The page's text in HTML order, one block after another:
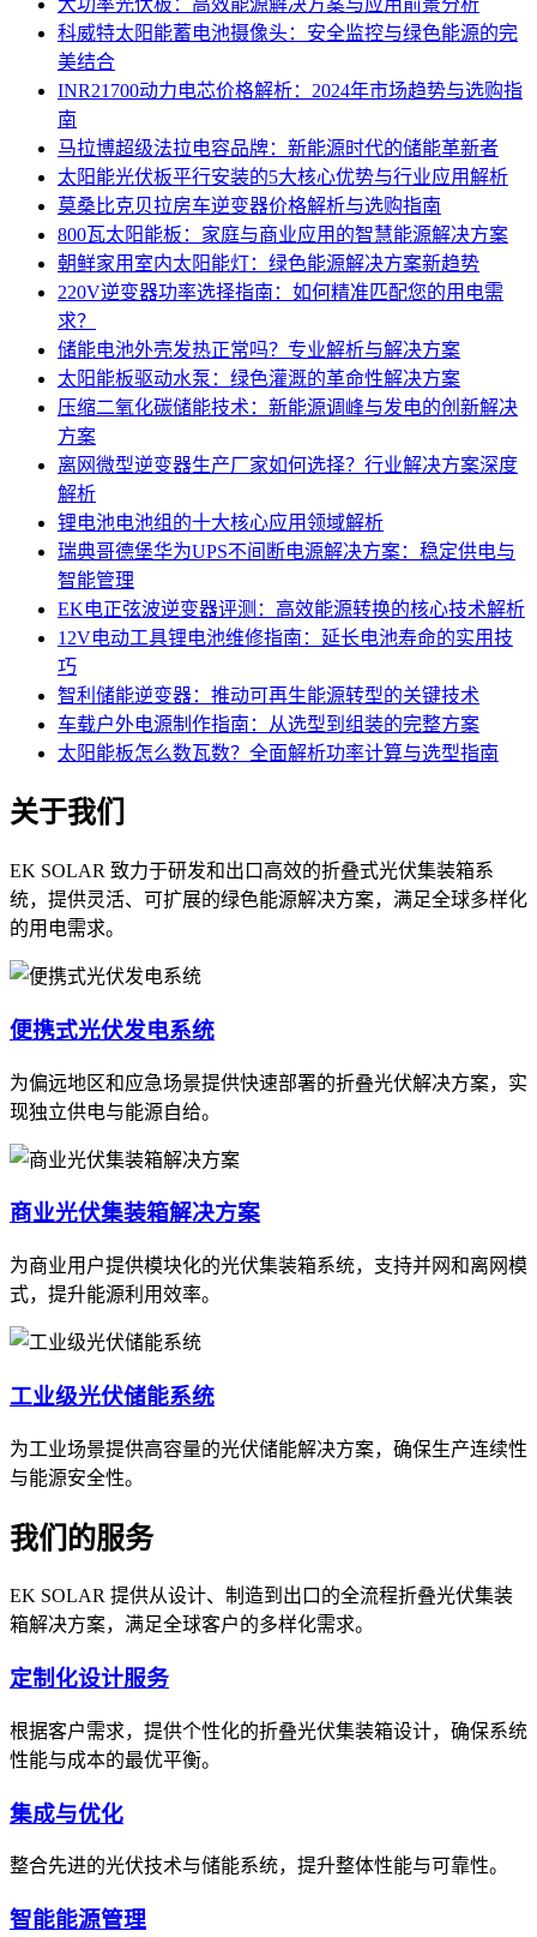
科威特太阳能蓄电池摄像头：安全监控与绿色能源的完
美结合
INR21700动力电芯价格解析：2024年市场趋势与选购指
南
马拉博超级法拉电容品牌：新能源时代的储能革新者
太阳能光伏板平行安装的5大核心优势与行业应用解析
莫桑比克贝拉房车逆变器价格解析与选购指南
800瓦太阳能板：家庭与商业应用的智慧能源解决方案
朝鲜家用室内太阳能灯：绿色能源解决方案新趋势
220V逆变器功率选择指南：如何精准匹配您的用电需
求？
储能电池外壳发热正常吗？专业解析与解决方案
太阳能板驱动水泵：绿色灌溉的革命性解决方案
压缩二氧化碳储能技术：新能源调峰与发电的创新解决
方案
离网微型逆变器生产厂家如何选择？行业解决方案深度
解析
锂电池电池组的十大核心应用领域解析
瑞典哥德堡华为UPS不间断电源解决方案：稳定供电与
智能管理
EK电正弦波逆变器评测：高效能源转换的核心技术解析
12V电动工具锂电池维修指南：延长电池寿命的实用技
巧
智利储能逆变器：推动可再生能源转型的关键技术
车载户外电源制作指南：从选型到组装的完整方案
太阳能板怎么数瓦数？全面解析功率计算与选型指南
关于我们
EK SOLAR 致力于研发和出口高效的折叠式光伏集装箱系
统，提供灵活、可扩展的绿色能源解决方案，满足全球多样化
的用电需求。
便携式光伏发电系统
为偏远地区和应急场景提供快速部署的折叠光伏解决方案，实
现独立供电与能源自给。
商业光伏集装箱解决方案
为商业用户提供模块化的光伏集装箱系统，支持并网和离网模
式，提升能源利用效率。
工业级光伏储能系统
为工业场景提供高容量的光伏储能解决方案，确保生产连续性
与能源安全性。
我们的服务
EK SOLAR 提供从设计、制造到出口的全流程折叠光伏集装
箱解决方案，满足全球客户的多样化需求。
定制化设计服务
根据客户需求，提供个性化的折叠光伏集装箱设计，确保系统
性能与成本的最优平衡。
集成与优化
整合先进的光伏技术与储能系统，提升整体性能与可靠性。
智能能源管理